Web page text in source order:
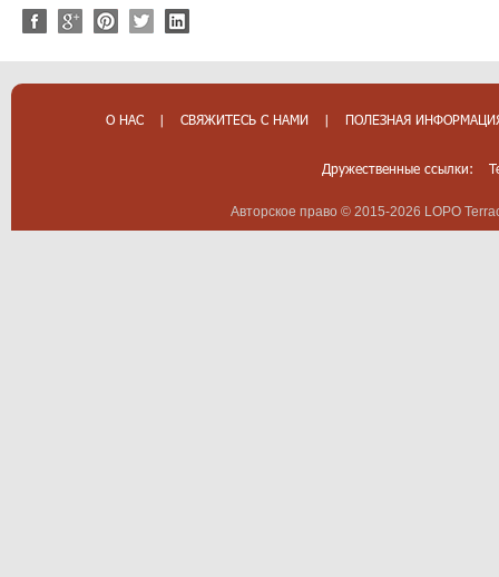
О НАС | СВЯЖИТЕСЬ С НАМИ | ПОЛЕЗНАЯ
Дружественные ссылки:
Авторское право © 2015-2026 LOPO